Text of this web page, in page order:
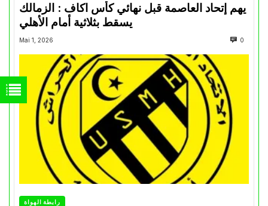
يهم إتحاد العاصمة قبل نهائي كأس اكاف : الزمالك
Mai 1, 2026 0
رابطة الهواة